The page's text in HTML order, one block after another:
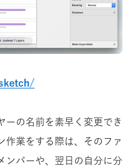
ーの名前を素早く変更でき
作業をする際は、そのファ
ンバーや、翌日の自分に分